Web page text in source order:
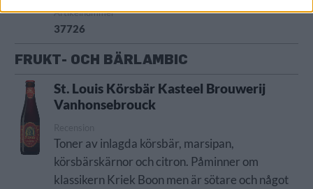
Artikelnummer
37726
FRUKT- OCH BÄRLAMBIC
St. Louis Körsbär Kasteel Brouwerij
Vanhonsebrouck
Toner av inlagda körsbär, marsipan,
körsbärskärnor och citron. Påminner om
klassikern Kriek Boon men är sötare och något